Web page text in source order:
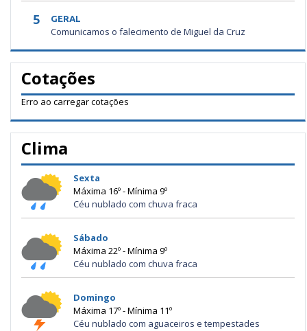
5 GERAL
Comunicamos o falecimento de Miguel da Cruz
Cotações
Erro ao carregar cotações
Clima
Sexta
Máxima 16º - Mínima 9º
Céu nublado com chuva fraca
Sábado
Máxima 22º - Mínima 9º
Céu nublado com chuva fraca
Domingo
Máxima 17º - Mínima 11º
Céu nublado com aguaceiros e tempestades